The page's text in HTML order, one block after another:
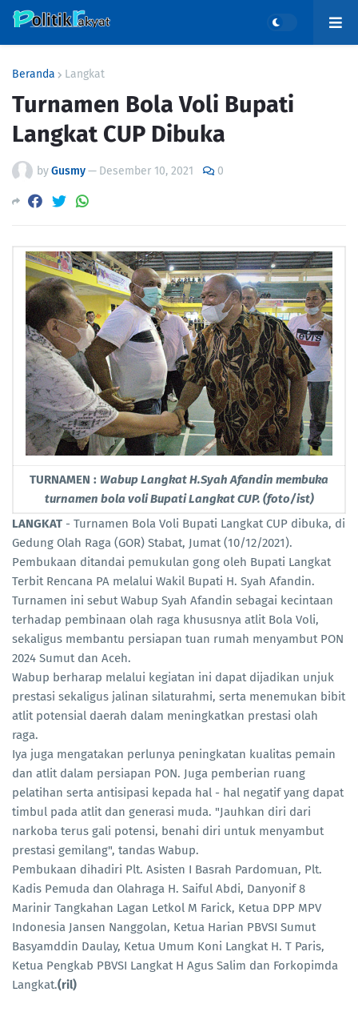
Beranda Langkat
Turnamen Bola Voli Bupati
Langkat CUP Dibuka
byGusmy— Desember 10, 2021 0
TURNAMEN : Wabup Langkat H.Syah Afandin membuka
turnamen bola voli Bupati Langkat CUP. (foto/ist)
LANGKAT - Turnamen Bola Voli Bupati Langkat CUP dibuka, di
Gedung Olah Raga (GOR) Stabat, Jumat (10/12/2021).
Pembukaan ditandai pemukulan gong oleh Bupati Langkat
Terbit Rencana PA melalui Wakil Bupati H. Syah Afandin.
Turnamen ini sebut Wabup Syah Afandin sebagai kecintaan
terhadap pembinaan olah raga khususnya atlit Bola Voli,
sekaligus membantu persiapan tuan rumah menyambut PON
2024 Sumut dan Aceh.
Wabup berharap melalui kegiatan ini dapat dijadikan unjuk
prestasi sekaligus jalinan silaturahmi, serta menemukan bibit
atlit potensial daerah dalam meningkatkan prestasi olah
raga.
Iya juga mengatakan perlunya peningkatan kualitas pemain
dan atlit dalam persiapan PON. Juga pemberian ruang
pelatihan serta antisipasi kepada hal - hal negatif yang dapat
timbul pada atlit dan generasi muda. "Jauhkan diri dari
narkoba terus gali potensi, benahi diri untuk menyambut
prestasi gemilang", tandas Wabup.
Pembukaan dihadiri Plt. Asisten I Basrah Pardomuan, Plt.
Kadis Pemuda dan Olahraga H. Saiful Abdi, Danyonif 8
Marinir Tangkahan Lagan Letkol M Farick, Ketua DPP MPV
Indonesia Jansen Nanggolan, Ketua Harian PBVSI Sumut
Basyamddin Daulay, Ketua Umum Koni Langkat H. T Paris,
Ketua Pengkab PBVSI Langkat H Agus Salim dan Forkopimda
Langkat.(ril)